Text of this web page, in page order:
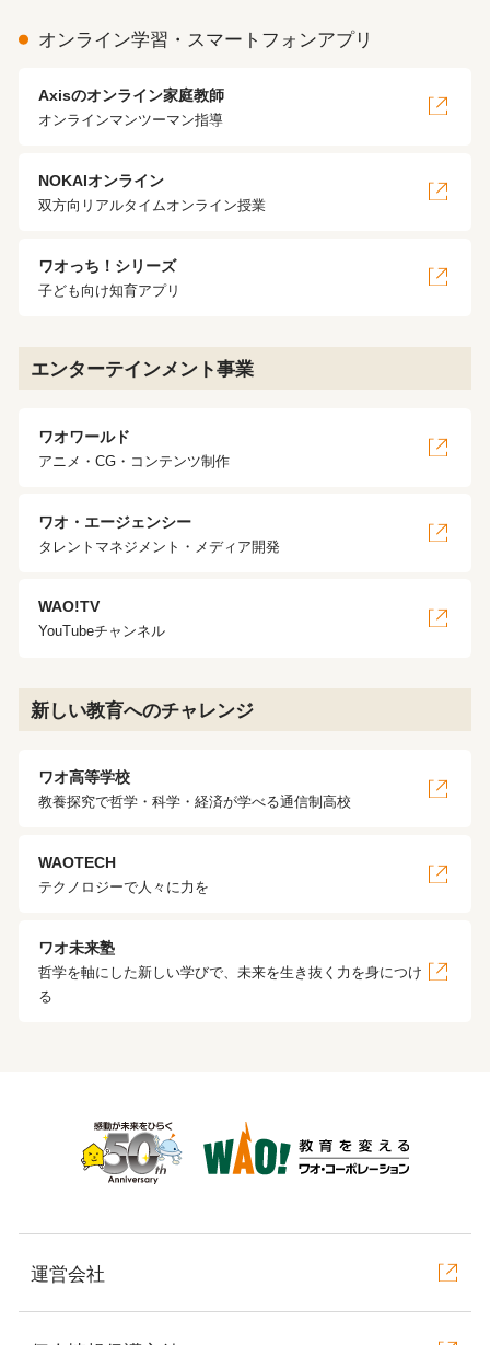
オンライン学習・スマートフォンアプリ
Axisのオンライン家庭教師
オンラインマンツーマン指導
NOKAIオンライン
双方向リアルタイムオンライン授業
ワオっち！シリーズ
子ども向け知育アプリ
エンターテインメント事業
ワオワールド
アニメ・CG・コンテンツ制作
ワオ・エージェンシー
タレントマネジメント・メディア開発
WAO!TV
YouTubeチャンネル
新しい教育へのチャレンジ
ワオ高等学校
教養探究で哲学・科学・経済が学べる通信制高校
WAOTECH
テクノロジーで人々に力を
ワオ未来塾
哲学を軸にした新しい学びで、未来を生き抜く力を身につけ
る
運営会社